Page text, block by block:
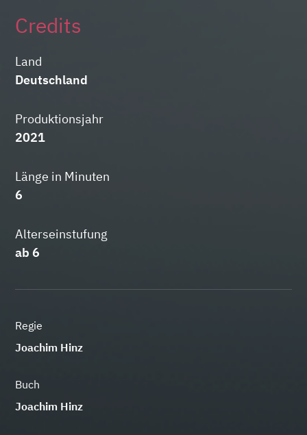
Credits
Land
Deutschland
Produktionsjahr
2021
Länge in Minuten
6
Alterseinstufung
ab 6
Regie
Joachim Hinz
Buch
Joachim Hinz